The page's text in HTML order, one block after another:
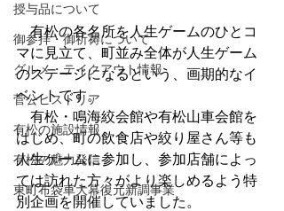
授与品について
御参拝・御祈祷について
グルメ・テイクアウト情報
菅公ヒストリア
有松の施設情報
有松の魅力発信
東町布袋車大幕復元新調事業
有松の各名所を人生ゲームのひとコ
マに見立て、町並み全体が人生ゲーム
のステージになるという、画期的なイ
ベントです。
有松・鳴海絞会館や有松山車会館を
はじめ、町の飲食店や絞り屋さん等も
人生ゲームに参加し、参加店舗によっ
ては訪れた方々がより楽しめるよう特
別企画を開催していました。